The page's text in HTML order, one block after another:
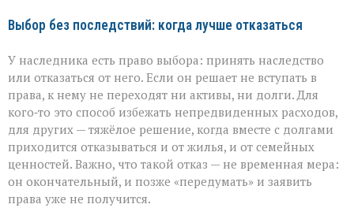
Выбор без последствий: когда лучше отказаться
У наследника есть право выбора: принять наследство
или отказаться от него. Если он решает не вступать в
права, к нему не переходят ни активы, ни долги. Для
кого‑то это способ избежать непредвиденных расходов,
для других — тяжёлое решение, когда вместе с долгами
приходится отказываться и от жилья, и от семейных
ценностей. Важно, что такой отказ — не временная мера:
он окончательный, и позже «передумать» и заявить
права уже не получится.